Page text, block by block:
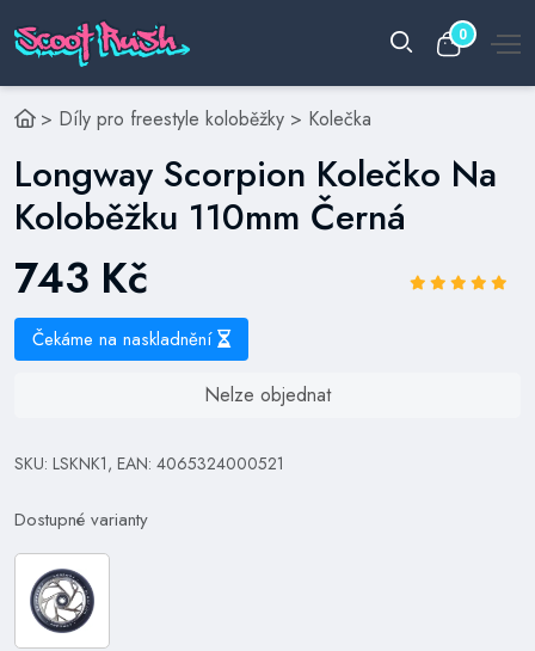
0
> Díly pro freestyle koloběžky > Kolečka
Longway Scorpion Kolečko Na
Koloběžku 110mm Černá
743 Kč
Čekáme na naskladnění
Nelze objednat
SKU: LSKNK1, EAN: 4065324000521
Dostupné varianty